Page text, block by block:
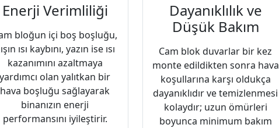
Enerji Verimliliği
bloğun içi boş boşluğu,
ısı kaybını, yazın ise ısı
kazanımını azaltmaya
yardımcı olan yalıtkan bir
hava boşluğu sağlayarak
binanızın enerji
performansını iyileştirir.
Dayanıklılık ve
Düşük Bakım
Cam blok duvarlar bir kez
monte edildikten sonra hava
koşullarına karşı oldukça
dayanıklıdır ve temizlenmesi
kolaydır; uzun ömürleri
boyunca minimum bakım